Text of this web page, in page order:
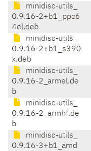
minidisc-utils_
0.9.16-2+b1_ppc6
4el.deb
minidisc-utils_
0.9.16-2+b1_s390
x.deb
minidisc-utils_
0.9.16-2_armel.de
b
minidisc-utils_
0.9.16-2_armhf.de
b
minidisc-utils_
0.9.16-3+b1_amd